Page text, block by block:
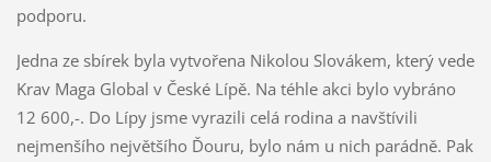
podporu.
Jedna ze sbírek byla vytvořena Nikolou Slovákem, který vede
Krav Maga Global v České Lípě. Na téhle akci bylo vybráno
12 600,-. Do Lípy jsme vyrazili celá rodina a navštívili
nejmenšího největšího Ďouru, bylo nám u nich parádně. Pak